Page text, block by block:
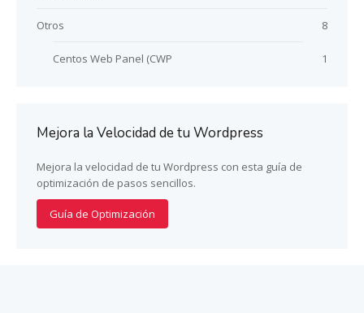
Otros 8
Centos Web Panel (CWP 1
Mejora la Velocidad de tu Wordpress
Mejora la velocidad de tu Wordpress con esta guía de
optimización de pasos sencillos.
Guía de Optimización